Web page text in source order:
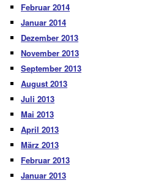
Februar 2014
Januar 2014
Dezember 2013
November 2013
September 2013
August 2013
Juli 2013
Mai 2013
April 2013
März 2013
Februar 2013
Januar 2013